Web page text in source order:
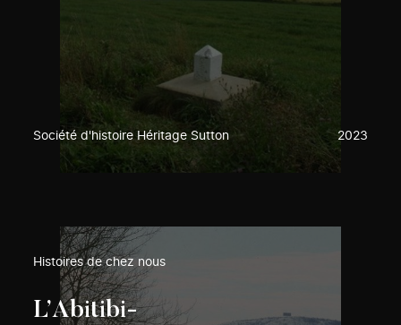
Société d'histoire Héritage Sutton 2023
Histoires de chez nous
L’Abitibi-